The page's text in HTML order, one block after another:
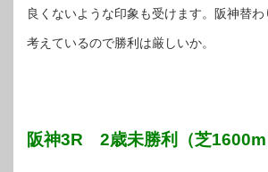
良くないような印象も受けます。阪神替わ
考えているので勝利は厳しいか。
阪神3R 2歳未勝利（芝1600m